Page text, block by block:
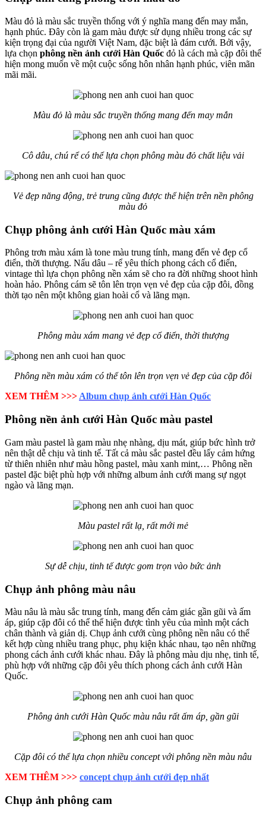
Màu đỏ là màu sắc truyền thống với ý nghĩa mang đến may mắn,
hạnh phúc. Đây còn là gam màu được sử dụng nhiều trong các sự
kiện trọng đại của người Việt Nam, đặc biệt là đám cưới. Bởi vậy,
lựa chọn phông nền ảnh cưới Hàn Quốc đỏ là cách mà cặp đôi thể
hiện mong muốn về một cuộc sống hôn nhân hạnh phúc, viên mãn
mãi mãi.
Màu đỏ là màu sắc truyền thống mang đến may mắn
Cô dâu, chú rể có thể lựa chọn phông màu đỏ chất liệu vải
Vẻ đẹp năng động, trẻ trung cũng được thể hiện trên nền phông
màu đỏ
Chụp phông ảnh cưới Hàn Quốc màu xám
Phông trơn màu xám là tone màu trung tính, mang đến vẻ đẹp cổ
điển, thời thượng. Nấu dâu – rể yêu thích phong cách cổ điển,
vintage thì lựa chọn phông nền xám sẽ cho ra đời những shoot hình
hoàn hảo. Phông cám sẽ tôn lên trọn vẹn vẻ đẹp của cặp đôi, đồng
thời tạo nên một không gian hoài cổ và lãng mạn.
Phông màu xám mang vẻ đẹp cổ điển, thời thượng
Phông nền màu xám có thể tôn lên trọn vẹn vẻ đẹp của cặp đôi
XEM THÊM >>> Album chụp ảnh cưới Hàn Quốc
Phông nền ảnh cưới Hàn Quốc màu pastel
Gam màu pastel là gam màu nhẹ nhàng, dịu mát, giúp bức hình trở
nên thật dễ chịu và tinh tế. Tất cả màu sắc pastel đều lấy cảm hứng
từ thiên nhiên như màu hồng pastel, màu xanh mint,… Phông nền
pastel đặc biệt phù hợp với những album ảnh cưới mang sự ngọt
ngào và lãng mạn.
Màu pastel rất lạ, rất mới mẻ
Sự dễ chịu, tinh tế được gom trọn vào bức ảnh
Chụp ảnh phông màu nâu
Màu nâu là màu sắc trung tính, mang đến cảm giác gần gũi và ấm
áp, giúp cặp đôi có thể thể hiện được tình yêu của mình một cách
chân thành và giản dị. Chụp ảnh cưới cùng phông nền nâu có thể
kết hợp cùng nhiều trang phục, phụ kiện khác nhau, tạo nên những
phong cách ảnh cưới khác nhau. Đây là phông màu dịu nhẹ, tinh tế,
phù hợp với những cặp đôi yêu thích phong cách ảnh cưới Hàn
Quốc.
Phông ảnh cưới Hàn Quốc màu nâu rất ấm áp, gần gũi
Cặp đôi có thể lựa chọn nhiều concept với phông nền màu nâu
XEM THÊM >>> concept chụp ảnh cưới đẹp nhất
Chụp ảnh phông cam